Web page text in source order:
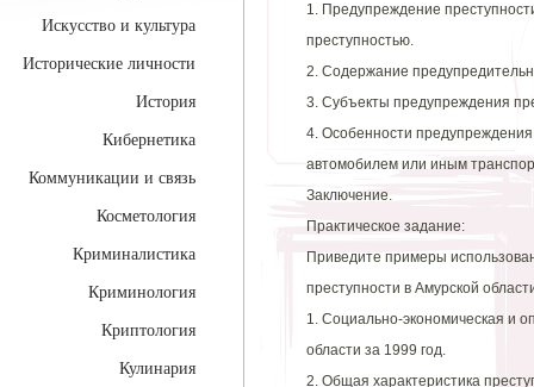
Искусство и культура
Исторические личности
История
Кибернетика
Коммуникации и связь
Косметология
Криминалистика
Криминология
Криптология
Кулинария
1. Предупреждение
преступностью.
2. Содержание
3. Субъекты предупреждения
4. Особенности
автомобилем или иным
Заключение.
Практическое задание:
Приведите примеры
преступности в Амурской
1. Социально-экономическая и
области за 1999 год.
2. Общая характеристика